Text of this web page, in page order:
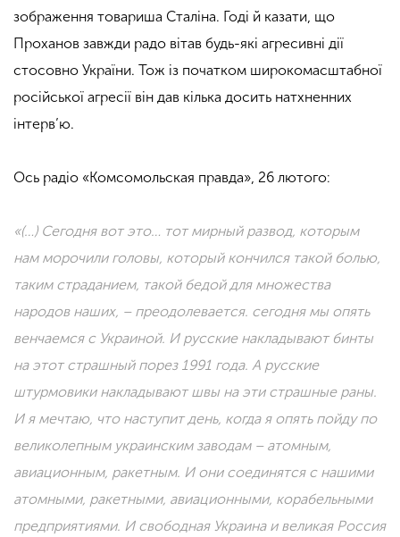
зображення товариша Сталіна. Годі й казати, що
Проханов завжди радо вітав будь-які агресивні дії
стосовно України. Тож із початком широкомасштабної
російської агресії він дав кілька досить натхненних
інтерв’ю.
Ось радіо «Комсомольская правда», 26 лютого:
«(…) Сегодня вот это… тот мирный развод, которым
нам морочили головы, который кончился такой болью,
таким страданием, такой бедой для множества
народов наших, – преодолевается. сегодня мы опять
венчаемся с Украиной. И русские накладывают бинты
на этот страшный порез 1991 года. А русские
штурмовики накладывают швы на эти страшные раны.
И я мечтаю, что наступит день, когда я опять пойду по
великолепным украинским заводам – атомным,
авиационным, ракетным. И они соединятся с нашими
атомными, ракетными, авиационными, корабельными
предприятиями. И свободная Украина и великая Россия